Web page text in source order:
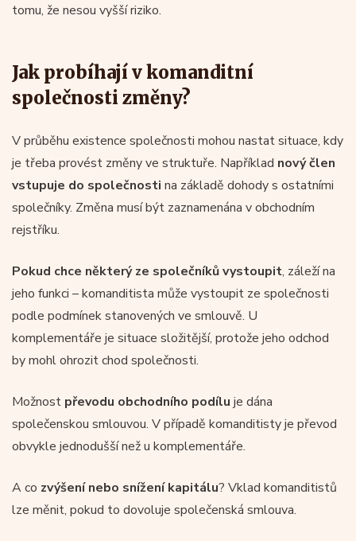
tomu, že nesou vyšší riziko.
Jak probíhají v komanditní
společnosti změny?
V průběhu existence společnosti mohou nastat situace, kdy
je třeba provést změny ve struktuře. Například nový člen
vstupuje do společnosti na základě dohody s ostatními
společníky. Změna musí být zaznamenána v obchodním
rejstříku.
Pokud chce některý ze společníků vystoupit, záleží na
jeho funkci – komanditista může vystoupit ze společnosti
podle podmínek stanovených ve smlouvě. U
komplementáře je situace složitější, protože jeho odchod
by mohl ohrozit chod společnosti.
Možnost převodu obchodního podílu je dána
společenskou smlouvou. V případě komanditisty je převod
obvykle jednodušší než u komplementáře.
A co zvýšení nebo snížení kapitálu? Vklad komanditistů
lze měnit, pokud to dovoluje společenská smlouva.